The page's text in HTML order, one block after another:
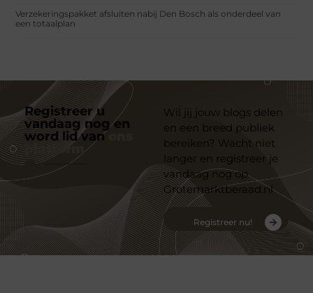
Verzekeringspakket afsluiten nabij Den Bosch als onderdeel van
een totaalplan
Registreer u
vandaag nog en
word lid van
platform
Wil jij jouw blogs delen
en een breed publiek
bereiken? Wacht niet
langer en registreer je
vandaag nog op
Grotemarktberaad.nl
Registreer nu!